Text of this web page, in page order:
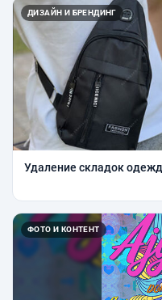
ДИЗАЙН И БРЕНДИНГ
Удаление складок
ФОТО И КОНТЕНТ